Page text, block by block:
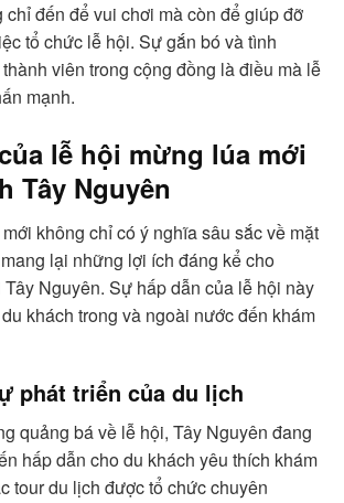
chỉ đến để vui chơi mà còn để giúp đỡ
tổ chức lễ hội. Sự gắn bó và tình
viên trong cộng đồng là điều mà lễ
mạnh.
lễ hội mừng lúa mới
Tây Nguyên
không chỉ có ý nghĩa sâu sắc về mặt
lại những lợi ích đáng kể cho
Nguyên. Sự hấp dẫn của lễ hội này
khách trong và ngoài nước đến khám
phát triển của du lịch
quảng bá về lễ hội, Tây Nguyên đang
hấp dẫn cho du khách yêu thích khám
tour du lịch được tổ chức chuyên